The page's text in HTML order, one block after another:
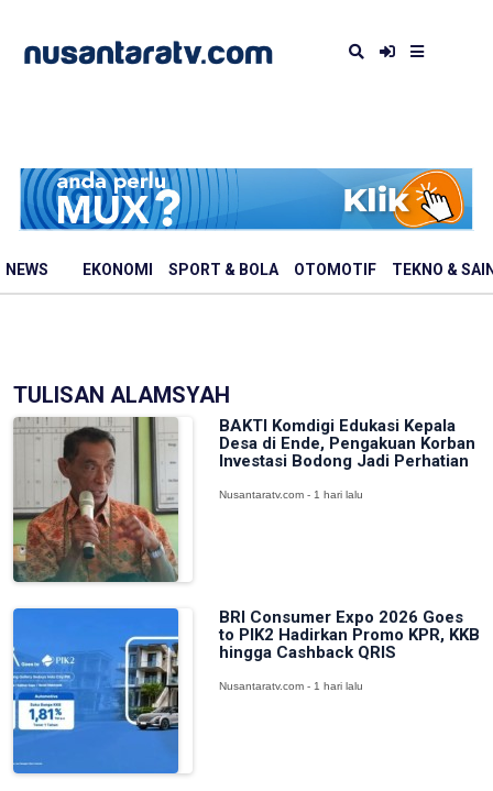
NEWS EKONOMI SPORT & BOLA OTOMOTIF TEKNO &
TULISAN ALAMSYAH
BAKTI Komdigi Edukasi Kepala
Desa di Ende, Pengakuan Korban
Investasi Bodong Jadi Perhatian
Nusantaratv.com - 1 hari lalu
BRI Consumer Expo 2026 Goes
to PIK2 Hadirkan Promo KPR, KKB
hingga Cashback QRIS
Nusantaratv.com - 1 hari lalu